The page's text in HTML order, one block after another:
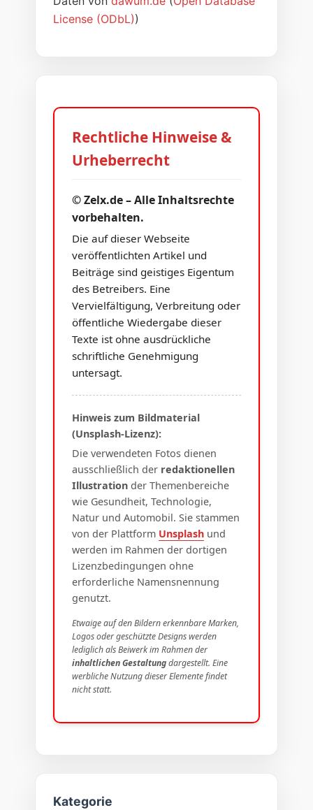
License (ODbL))
Rechtliche Hinweise &
Urheberrecht
© Zelx.de – Alle Inhaltsrechte
vorbehalten.
Die auf dieser Webseite
veröffentlichten Artikel und
Beiträge sind geistiges Eigentum
des Betreibers. Eine
Vervielfältigung, Verbreitung oder
öffentliche Wiedergabe dieser
Texte ist ohne ausdrückliche
schriftliche Genehmigung
untersagt.
Hinweis zum Bildmaterial
(Unsplash-Lizenz):
Die verwendeten Fotos dienen
ausschließlich der redaktionellen
Illustration der Themenbereiche
wie Gesundheit, Technologie,
Natur und Automobil. Sie stammen
von der Plattform Unsplash und
werden im Rahmen der dortigen
Lizenzbedingungen ohne
erforderliche Namensnennung
genutzt.
Etwaige auf den Bildern erkennbare Marken,
Logos oder geschützte Designs werden
lediglich als Beiwerk im Rahmen der
inhaltlichen Gestaltungdargestellt. Eine
werbliche Nutzung dieser Elemente findet
nicht statt.
Kategorie